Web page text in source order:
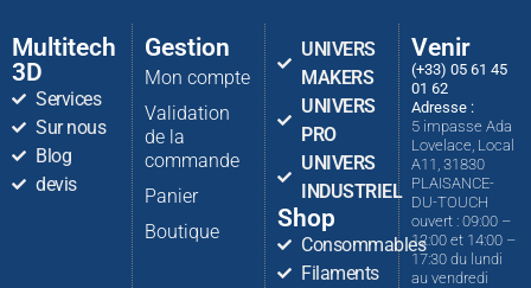
Multitech
3D
Services
Sur nous
Blog
devis
Gestion
Mon compte
Validation
de la
commande
Panier
Boutique
UNIVERS
MAKERS
UNIVERS
PRO
UNIVERS
INDUSTRIEL
Shop
Consommables
Filaments
Venir
(+33) 05 61 45
01 62
Adresse :
5 impasse Ada
Lovelace, Local
A11, 31830
PLAISANCE-
DU-TOUCH
ouvert : 09:00 –
12:00 et 14:00 –
17:30 du lundi
au vendredi